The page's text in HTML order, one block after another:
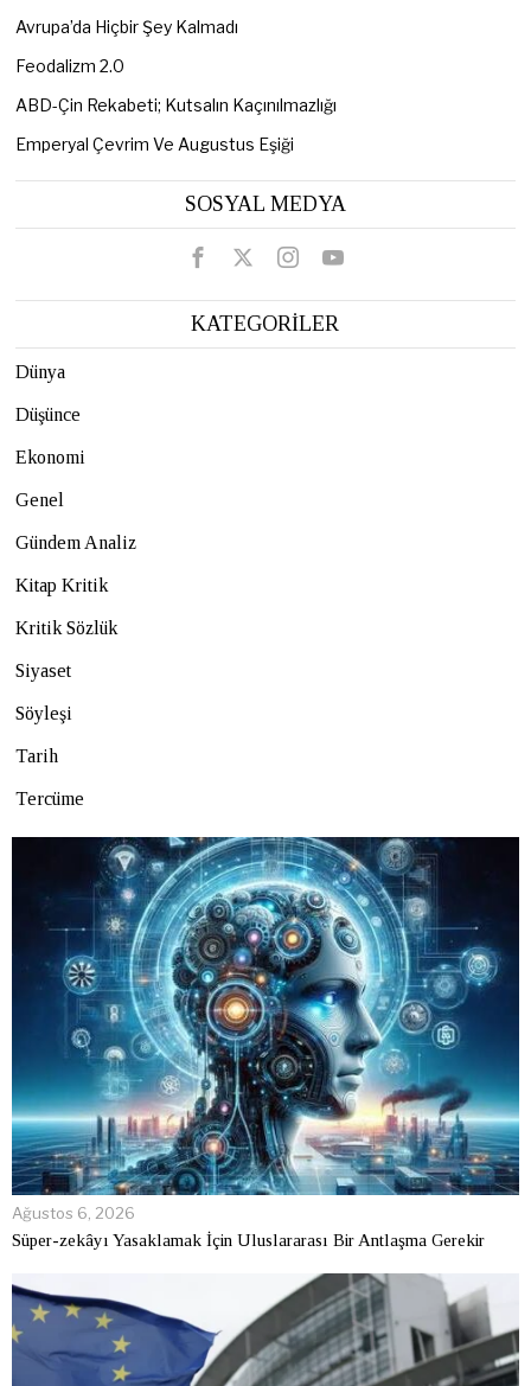
Avrupa’da Hiçbir Şey Kalmadı
Feodalizm 2.0
ABD-Çin Rekabeti; Kutsalın Kaçınılmazlığı
Emperyal Çevrim Ve Augustus Eşiği
SOSYAL MEDYA
KATEGORİLER
Dünya
Düşünce
Ekonomi
Genel
Gündem Analiz
Kitap Kritik
Kritik Sözlük
Siyaset
Söyleşi
Tarih
Tercüme
Ağustos 6, 2026
Süper-zekâyı Yasaklamak İçin Uluslararası Bir Antlaşma Gerekir